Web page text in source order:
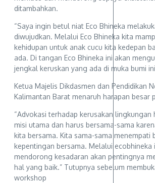
ditambahkan.
“Saya ingin betul niat Eco Bhineka
diwujudkan. Melalui Eco Bhineka kita
kehidupan untuk anak cucu kita kedepan
ada. Di tangan Eco Bhineka ini akan
jengkal keruskan yang ada di muka bumi
Ketua Majelis Dikdasmen dan Pendidikan
Kalimantan Barat menaruh harapan besar
“Advokasi terhadap kerusakan lingkungan
misi utama dan harus bersama-sama
kita bersama. Kita sama-sama menempati
kepentingan bersama. Melalui ecobhineka
mendorong kesadaran akan pentingnya
hal yang baik.” Tutupnya sebelum
workshop